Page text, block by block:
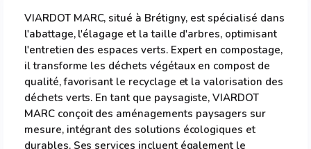
VIARDOT MARC, situé à Brétigny, est spécialisé dans
l'abattage, l'élagage et la taille d'arbres, optimisant
l'entretien des espaces verts. Expert en compostage,
il transforme les déchets végétaux en compost de
qualité, favorisant le recyclage et la valorisation des
déchets verts. En tant que paysagiste, VIARDOT
MARC conçoit des aménagements paysagers sur
mesure, intégrant des solutions écologiques et
durables. Ses services incluent également le